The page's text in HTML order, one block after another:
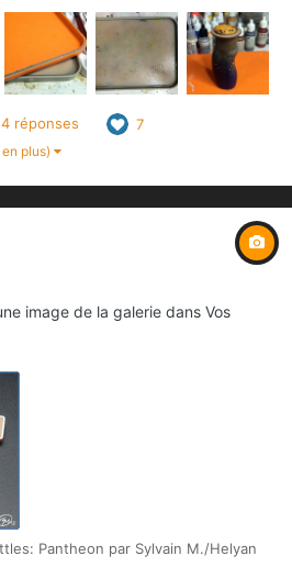
tout pourri pour le texte. Donc je pose
4 réponses 7
en plus)
image de la galerie dans Vos
Pantheon par Sylvain M./Helyan